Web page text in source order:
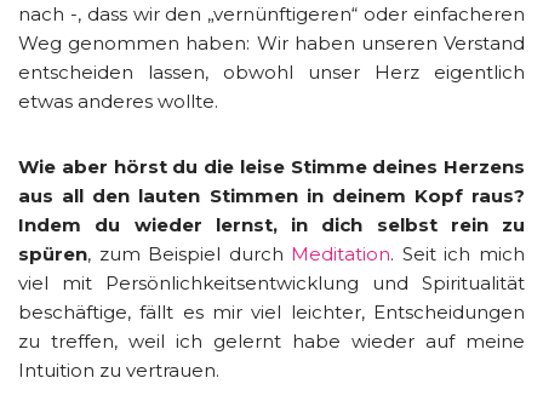
nach -, dass wir den „vernünftigeren“ oder einfacheren
Weg genommen haben: Wir haben unseren Verstand
entscheiden lassen, obwohl unser Herz eigentlich
etwas anderes wollte.
Wie aber hörst du die leise Stimme deines Herzens
aus all den lauten Stimmen in deinem Kopf raus?
Indem du wieder lernst, in dich selbst rein zu
spüren, zum Beispiel durch Meditation. Seit ich mich
viel mit Persönlichkeitsentwicklung und Spiritualität
beschäftige, fällt es mir viel leichter, Entscheidungen
zu treffen, weil ich gelernt habe wieder auf meine
Intuition zu vertrauen.